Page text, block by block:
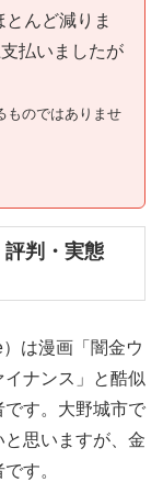
んど減りま
払いましたが
ものではありませ
評判・実態
は漫画「闇金ウ
ナンス」と酷似
です。大野城市で
思いますが、金
す。